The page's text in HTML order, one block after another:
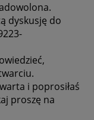
dyskusję do
i poprosiłaś
proszę na